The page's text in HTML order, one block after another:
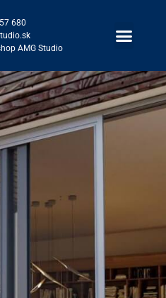
680
AMG Studio